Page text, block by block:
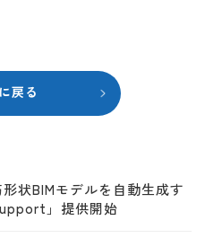
戻る
状BIMモデルを自動生成す
」提供開始